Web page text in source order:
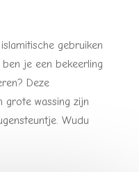
gebruiken
je een bekeerling
Deze
grote wassing zijn
Wudu